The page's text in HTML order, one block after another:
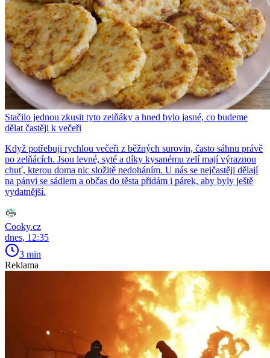
Stačilo jednou zkusit tyto zelňáky a hned bylo jasné, co budeme
dělat častěji k večeři
Když potřebuji rychlou večeři z běžných surovin, často sáhnu právě
po zelňácích. Jsou levné, syté a díky kysanému zelí mají výraznou
chuť, kterou doma nic složitě nedoháním. U nás se nejčastěji dělají
na pánvi se sádlem a občas do těsta přidám i párek, aby byly ještě
vydatnější.
Cooky.cz
dnes, 12:35
3 min
Reklama